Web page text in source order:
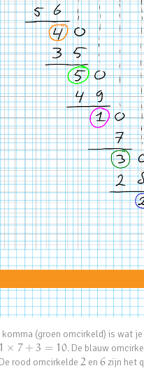
(groen omcirkeld) is wat
1 × 7 + 3 = 10. De blauw
rood omcirkelde2 en6zijn het